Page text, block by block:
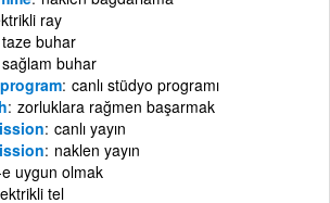
ray
taze buhar
sağlam buhar
canlı stüdyo programı
zorluklara rağmen başarmak
canlı yayın
naklen yayın
uygun olmak
tel